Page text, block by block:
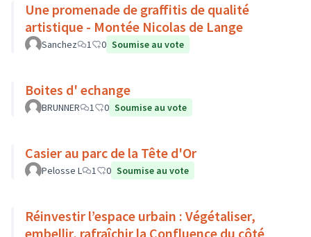
Une promenade de graffitis de qualité
artistique - Montée Nicolas de Lange
Sanchez 1 0 Soumise au vote
Boites d' echange
BRUNNER 1 0 Soumise au vote
Casier au parc de la Tête d'Or
Pelosse L 1 0 Soumise au vote
Réinvestir l’espace urbain : Végétaliser,
embellir, rafraîchir la Confluence du côté